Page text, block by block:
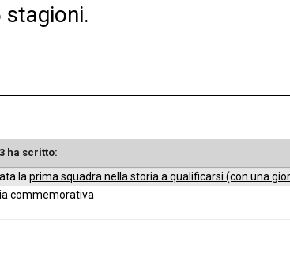
ha scritto:
la prima squadra nella storia a qualificarsi (con una
commemorativa